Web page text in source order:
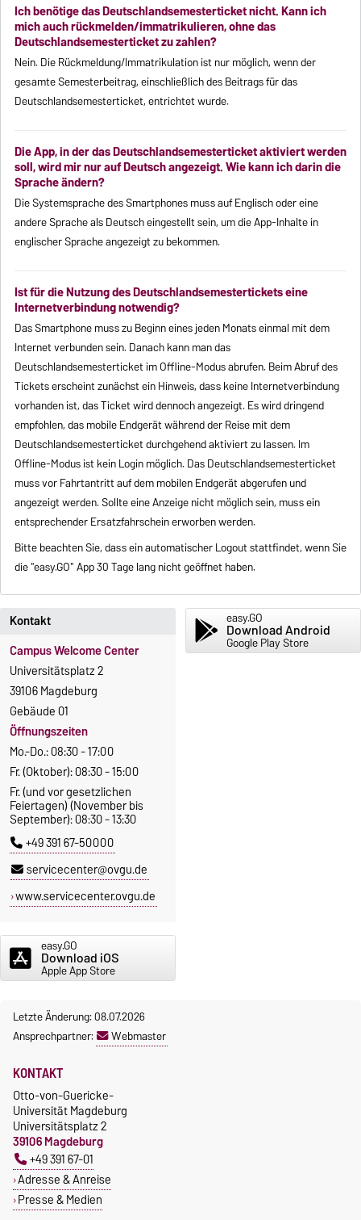
Ich benötige das Deutschlandsemesterticket nicht. Kann ich
mich auch rückmelden/immatrikulieren, ohne das
Deutschlandsemesterticket zu zahlen?
Nein. Die Rückmeldung/Immatrikulation ist nur möglich, wenn der
gesamte Semesterbeitrag, einschließlich des Beitrags für das
Deutschlandsemesterticket, entrichtet wurde.
Die App, in der das Deutschlandsemesterticket aktiviert werden
soll, wird mir nur auf Deutsch angezeigt. Wie kann ich darin die
Sprache ändern?
Die Systemsprache des Smartphones muss auf Englisch oder eine
andere Sprache als Deutsch eingestellt sein, um die App-Inhalte in
englischer Sprache angezeigt zu bekommen.
Ist für die Nutzung des Deutschlandsemestertickets eine
Internetverbindung notwendig?
Das Smartphone muss zu Beginn eines jeden Monats einmal mit dem
Internet verbunden sein. Danach kann man das
Deutschlandsemesterticket im Offline-Modus abrufen. Beim Abruf des
Tickets erscheint zunächst ein Hinweis, dass keine Internetverbindung
vorhanden ist, das Ticket wird dennoch angezeigt. Es wird dringend
empfohlen, das mobile Endgerät während der Reise mit dem
Deutschlandsemesterticket durchgehend aktiviert zu lassen. Im
Offline-Modus ist kein Login möglich. Das Deutschlandsemesterticket
muss vor Fahrtantritt auf dem mobilen Endgerät abgerufen und
angezeigt werden. Sollte eine Anzeige nicht möglich sein, muss ein
entsprechender Ersatzfahrschein erworben werden.
Bitte beachten Sie, dass ein automatischer Logout stattfindet, wenn Sie
die "easy.GO" App 30 Tage lang nicht geöffnet haben.
Kontakt
Campus Welcome Center
Universitätsplatz 2
39106 Magdeburg
Gebäude 01
Öffnungszeiten
Mo.-Do.: 08:30 - 17:00
Fr. (Oktober): 08:30 - 15:00
Fr. (und vor gesetzlichen
Feiertagen) (November bis
September): 08:30 - 13:30
+49 391 67-50000
servicecenter@ovgu.de
www.servicecenter.ovgu.de
easy.GO
Download Android
Google Play Store
easy.GO
Download iOS
Apple App Store
Letzte Änderung: 08.07.2026
Ansprechpartner:
Webmaster
KONTAKT
Otto-von-Guericke-
Universität Magdeburg
Universitätsplatz 2
39106 Magdeburg
+49 391 67-01
Adresse & Anreise
Presse & Medien